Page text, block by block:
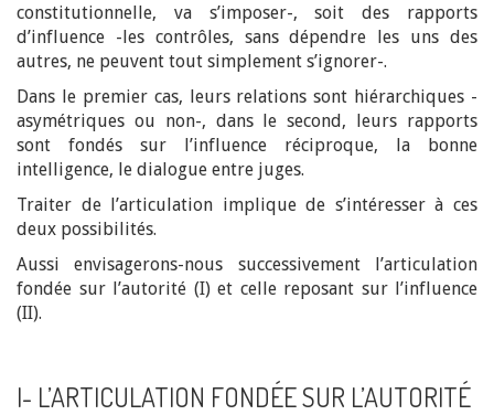
constitutionnelle, va s’imposer-, soit des rapports
d’influence -les contrôles, sans dépendre les uns des
autres, ne peuvent tout simplement s’ignorer-.
Dans le premier cas, leurs relations sont hiérarchiques -
asymétriques ou non-, dans le second, leurs rapports
sont fondés sur l’influence réciproque, la bonne
intelligence, le dialogue entre juges.
Traiter de l’articulation implique de s’intéresser à ces
deux possibilités.
Aussi envisagerons-nous successivement l’articulation
fondée sur l’autorité (I) et celle reposant sur l’influence
(II).
I- L’ARTICULATION FONDÉE SUR L’AUTORITÉ